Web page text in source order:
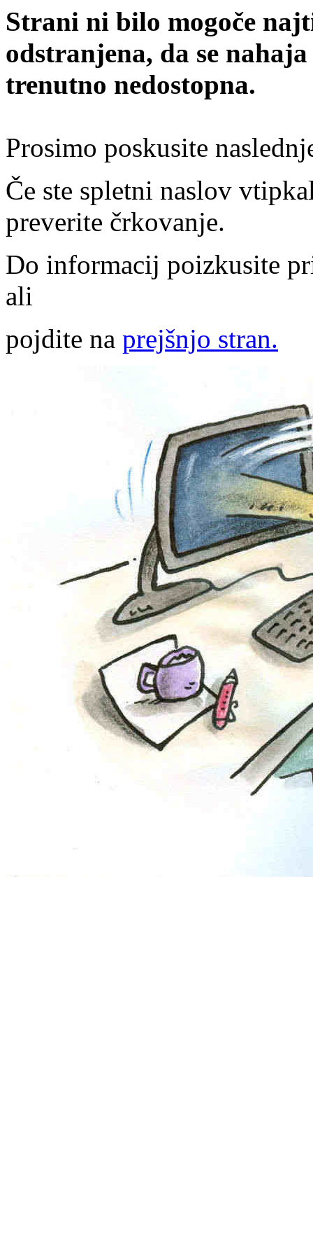
Strani ni bilo mogoče
odstranjena, da se
trenutno nedostopna.
Prosimo poskusite
Če ste spletni naslov
preverite črkovanje.
Do informacij poizkusite
ali
pojdite na prejšnjo stran.